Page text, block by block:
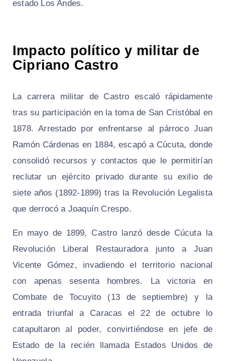
estado Los Andes.
Impacto político y militar de
Cipriano Castro
La carrera militar de Castro escaló rápidamente
tras su participación en la toma de San Cristóbal en
1878. Arrestado por enfrentarse al párroco Juan
Ramón Cárdenas en 1884, escapó a Cúcuta, donde
consolidó recursos y contactos que le permitirían
reclutar un ejército privado durante su exilio de
siete años (1892-1899) tras la Revolución Legalista
que derrocó a Joaquín Crespo.
En mayo de 1899, Castro lanzó desde Cúcuta la
Revolución Liberal Restauradora junto a Juan
Vicente Gómez, invadiendo el territorio nacional
con apenas sesenta hombres. La victoria en
Combate de Tocuyito (13 de septiembre) y la
entrada triunfal a Caracas el 22 de octubre lo
catapultaron al poder, convirtiéndose en jefe de
Estado de la recién llamada Estados Unidos de